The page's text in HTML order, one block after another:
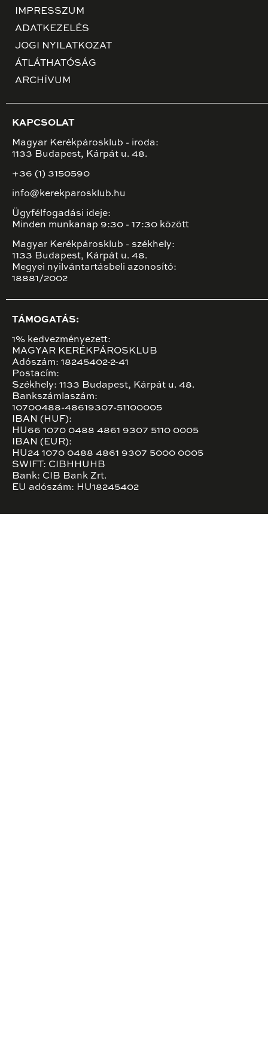
IMPRESSZUM
ADATKEZELÉS
JOGI NYILATKOZAT
ÁTLÁTHATÓSÁG
ARCHÍVUM
KAPCSOLAT
Magyar Kerékpárosklub - iroda:
1133 Budapest, Kárpát u. 48.
+36 (1) 3150590
info@kerekparosklub.hu
Ügyfélfogadási ideje:
Minden munkanap 9:30 - 17:30 között
Magyar Kerékpárosklub - székhely:
1133 Budapest, Kárpát u. 48.
Megyei nyilvántartásbeli azonosító:
18881/2002
TÁMOGATÁS:
1% kedvezményezett:
MAGYAR KERÉKPÁROSKLUB
Adószám: 18245402-2-41
Postacím:
Székhely: 1133 Budapest, Kárpát u. 48.
Bankszámlaszám:
10700488-48619307-51100005
IBAN (HUF):
HU66 1070 0488 4861 9307 5110 0005
IBAN (EUR):
HU24 1070 0488 4861 9307 5000 0005
SWIFT: CIBHHUHB
Bank: CIB Bank Zrt.
EU adószám: HU18245402